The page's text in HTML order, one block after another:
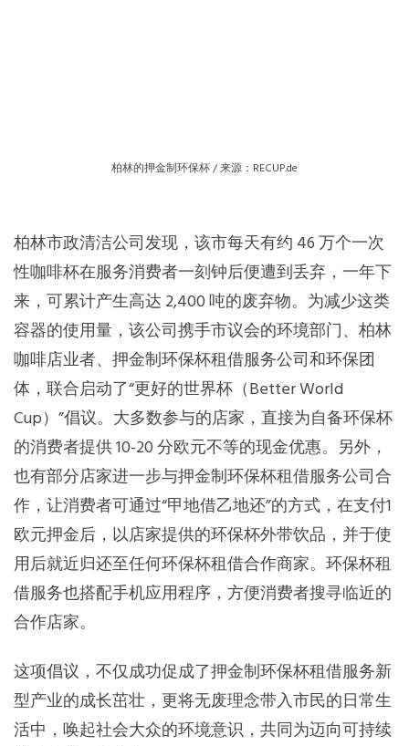
柏林的押金制环保杯 / 来源：RECUP.de
柏林市政清洁公司发现，该市每天有约 46 万个一次
性咖啡杯在服务消费者一刻钟后便遭到丢弃，一年下
来，可累计产生高达 2,400 吨的废弃物。为减少这类
容器的使用量，该公司携手市议会的环境部门、柏林
咖啡店业者、押金制环保杯租借服务公司和环保团
体，联合启动了“更好的世界杯（Better World
Cup）”倡议。大多数参与的店家，直接为自备环保杯
的消费者提供 10-20 分欧元不等的现金优惠。另外，
也有部分店家进一步与押金制环保杯租借服务公司合
作，让消费者可通过“甲地借乙地还”的方式，在支付1
欧元押金后，以店家提供的环保杯外带饮品，并于使
用后就近归还至任何环保杯租借合作商家。环保杯租
借服务也搭配手机应用程序，方便消费者搜寻临近的
合作店家。
这项倡议，不仅成功促成了押金制环保杯租借服务新
型产业的成长茁壮，更将无废理念带入市民的日常生
活中，唤起社会大众的环境意识，共同为迈向可持续